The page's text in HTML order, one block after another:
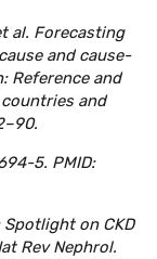
al. Forecasting
and cause-
Reference and
and
5. PMID:
Spotlight on CKD
Rev Nephrol.